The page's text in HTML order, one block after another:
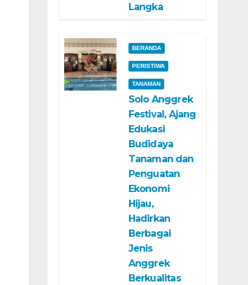
Langka
BERANDA
PERISTIWA
TANAMAN
Solo Anggrek
Festival, Ajang
Edukasi
Budidaya
Tanaman dan
Penguatan
Ekonomi
Hijau,
Hadirkan
Berbagai
Jenis
Anggrek
Berkualitas